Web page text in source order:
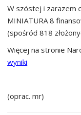
W szóstej i zarazem
MINIATURA 8
(spośród 818
Więcej na stronie
wyniki
(oprac. mr)